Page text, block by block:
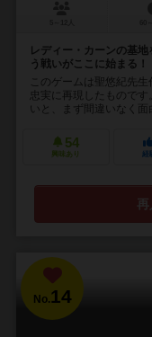
レディー・カーンの基
う戦いがここに始まる！
このゲームは聖悠紀先
忠実に再現したもので
いと、まず間違いなく
54
興味あり 経
No.14